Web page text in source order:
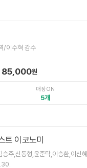
/이수혁 감수
85,000원
매장ON
5
트 이코노미
주,신동형,윤준탁,이승환,이신